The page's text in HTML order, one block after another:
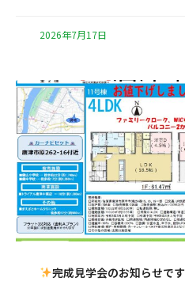
2026年7月17日
完成見学会のお知らせです